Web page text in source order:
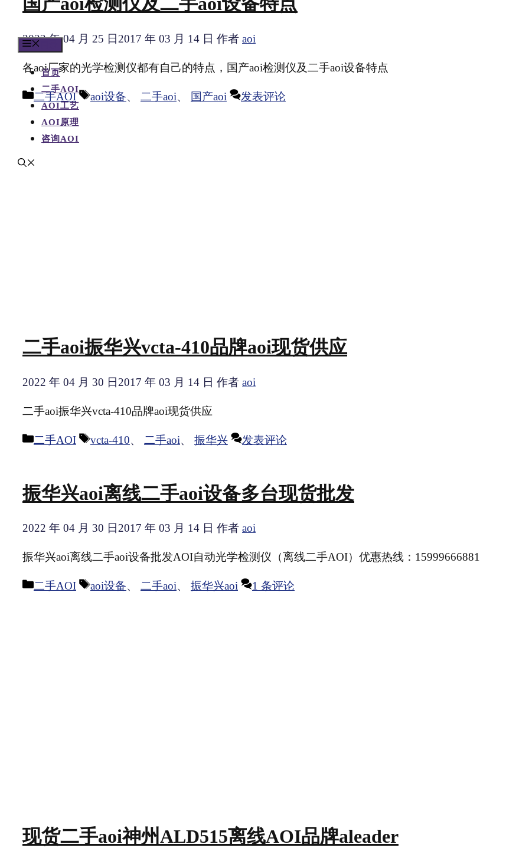
首页
二手AOI
AOI工艺
AOI原理
咨询AOI
2022 年 04 月 25 日 2017 年 03 月 14 日 作者 aoi
各aoi厂家的光学检测仪都有自己的特点，国产aoi检测仪及二手aoi设备特点
分
类
二手AOI
标
aoi设备、 二手aoi、 国产aoi 发表评论
二手aoi振华兴vcta-410品牌aoi现货供应
2022 年 04 月 30 日2017 年 03 月 14 日 作者 aoi
二手aoi振华兴vcta-410品牌aoi现货供应
分
二手AOI
标
vcta-410、 二手aoi、 振华兴 发表评论
振华兴aoi离线二手aoi设备多台现货批发
2022 年 04 月 30 日 2017 年 03 月 14 日 作者 aoi
振华兴aoi离线二手aoi设备批发AOI自动光学检测仪（离线二手AOI）优惠热线：15999666881
分
二手AOI
标
aoi设备、 二手aoi、 振华兴aoi 1 条评论
现货二手aoi神州ALD515离线AOI品牌aleader